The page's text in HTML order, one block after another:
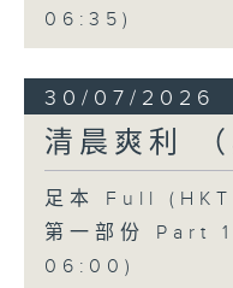
06:35)
30/07/2026
清晨爽利
足本 Full
第一部份 Part
06:00)